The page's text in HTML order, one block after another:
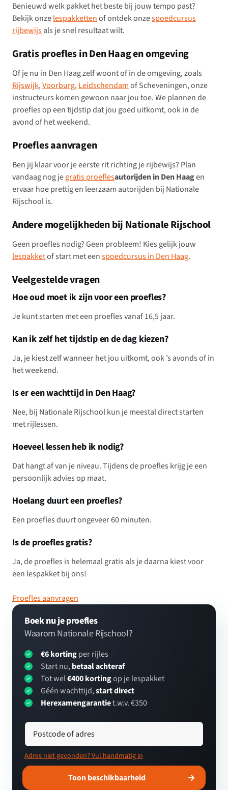
Benieuwd welk pakket het beste bij jouw tempo past?
Bekijk onzelespakkettenof ontdek onzespoedcursus
rijbewijsals je snel resultaat wilt.
Gratis proefles in Den Haag en omgeving
Of je nu in Den Haag zelf woont of in de omgeving, zoals
Rijswijk,Voorburg,Leidschendamof Scheveningen, onze
instructeurs komen gewoon naar jou toe. We plannen de
proefles op een tijdstip dat jou goed uitkomt, ook in de
avond of het weekend.
Proefles aanvragen
Ben jij klaar voor je eerste rit richting je rijbewijs? Plan
vandaag nog jegratis proeflesautorijden in Den Haagen
ervaar hoe prettig en leerzaam autorijden bij Nationale
Rijschool is.
Andere mogelijkheden bij Nationale Rijschool
Geen proefles nodig? Geen probleem! Kies gelijk jouw
lespakketof start met eenspoedcursus in Den Haag.
Veelgestelde vragen
Hoe oud moet ik zijn voor een proefles?
Je kunt starten met een proefles vanaf 16,5 jaar.
Kan ik zelf het tijdstip en de dag kiezen?
Ja, je kiest zelf wanneer het jou uitkomt, ook ’s avonds of in
het weekend.
Is er een wachttijd in Den Haag?
Nee, bij Nationale Rijschool kun je meestal direct starten
met rijlessen.
Hoeveel lessen heb ik nodig?
Dat hangt af van je niveau. Tijdens de proefles krijg je een
persoonlijk advies op maat.
Hoelang duurt een proefles?
Een proefles duurt ongeveer 60 minuten.
Is de proefles gratis?
Ja, de proefles is helemaal gratis als je daarna kiest voor
een lespakket bij ons!
Proefles aanvragen
Boek nu je proefles
Waarom Nationale Rijschool?
€6 kortingper rijles
Start nu, betaal achteraf
Tot wel€400 kortingop je lespakket
Géén wachttijd,start direct
Herexamengarantiet.w.v. €350
Postcode of adres
Adres niet gevonden? Vul handmatig in
Toon beschikbaarheid